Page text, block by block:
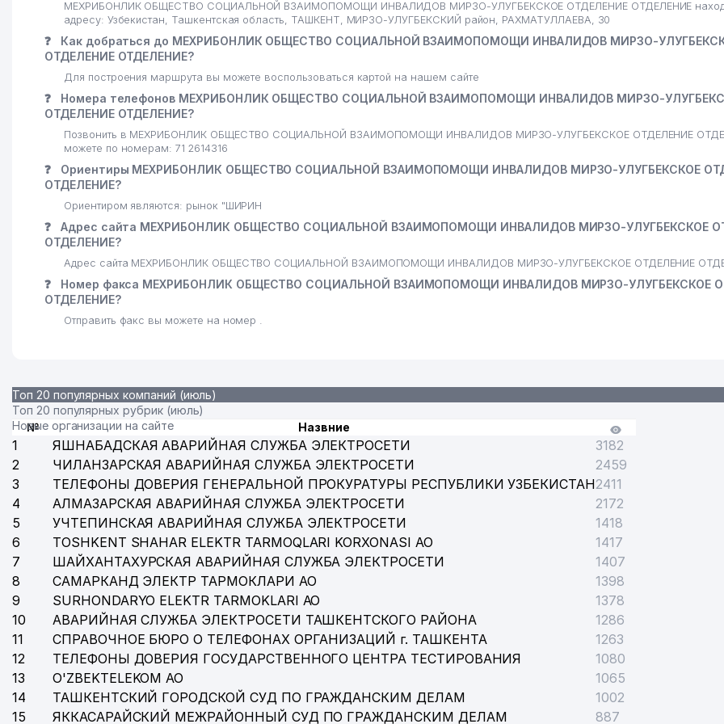
GLOBAL BIZNES FARM ЧП
27 MEXMON ООО
Paradise Air ЧП ЧП
29 ТАШКЕНТСКИЙ ЗАВОД СЕЛЬСКОХОЗЯЙСТВЕННОЙ ТЕХНИКИ АО
ОТДЕЛЕНИЕ СВЯЗИ №142
31 POWER BALANCE СЕМЕЙНОЕ ПРЕДПРИЯТИЕ
ЦЕНТРАЛЬНАЯ МНОГОПРОФИЛЬНАЯ ПОЛИКЛИНИКА ПРИ РМО МИРЗО-УЛУГБЕКСКОГО РАЙОНА
33 СЕМЕЙНАЯ ПОЛИКЛИНИКА № 6 (МИРЗО-УЛУГБЕКСКИЙ Р-Н)
ГОСУДАРСТВЕННЫЙ ТЕАТР САТИРЫ УЗБЕКИСТАНА
35 RASCHOSKA STYLE ЧП
OZODA KOMMUNALCHI LYBAXON ТЧСЖ
38 SHOKIR-INVEST ООО
39 AHILLIK-UMID ТСЖ
ABAS NUR KOMMUNAL SERVIS ООО
ALIHON BIRINCHI KOMMUNAL SERVIS ТЧСЖ
UYG'ONICH UCHINCHI KOMMUNALCHI ТЧСЖ
СЛУЖБА КАДАСТРА ЖИЛЫХ ЗДАНИЙ И СООРУЖЕНИЙ МИРЗО-УЛУГБЕКСКОГО РАЙОНА
UYG'ONISH BIRINCHI KOMMUNALCHI ТЧСЖ
ISKRA DENT ЧП
NAFIS BIRINCHI KOMMUNALCHI ТЧСЖ
MEGA-MEBIKO СП ООО
ИПАК ЙУЛИ САВДО ООО
МЕХРИБОНЛИК ОБЩЕСТВО СОЦИАЛЬНОЙ ВЗАИМОПОМОЩИ ИНВАЛИДОВ МИРЗО-УЛУГБЕКСКОЕ ОТДЕЛЕНИЕ ОТДЕЛЕНИЕ
адресу: Узбекистан, Ташкентская область, ТАШКЕНТ, МИРЗО-УЛУГБЕКСКИЙ район, РАХМАТУЛЛАЕВА, 30
❓
Как добраться до МЕХРИБОНЛИК ОБЩЕСТВО СОЦИАЛЬНОЙ ВЗАИМОПОМОЩИ ИНВАЛИДОВ МИРЗО-
ОТДЕЛЕНИЕ ОТДЕЛЕНИЕ?
Для построения маршрута вы можете воспользоваться картой на нашем сайте
❓
Номера телефонов МЕХРИБОНЛИК ОБЩЕСТВО СОЦИАЛЬНОЙ ВЗАИМОПОМОЩИ ИНВАЛИДОВ МИРЗО-
ОТДЕЛЕНИЕ ОТДЕЛЕНИЕ?
Позвонить в МЕХРИБОНЛИК ОБЩЕСТВО СОЦИАЛЬНОЙ ВЗАИМОПОМОЩИ ИНВАЛИДОВ МИРЗО-УЛУГБЕКСКОЕ ОТДЕЛЕНИЕ
можете по номерам: 71 2614316
❓
Ориентиры МЕХРИБОНЛИК ОБЩЕСТВО СОЦИАЛЬНОЙ ВЗАИМОПОМОЩИ ИНВАЛИДОВ МИРЗО-УЛУГБЕКСКОЕ
ОТДЕЛЕНИЕ?
Ориентиром являются: рынок "ШИРИН
❓
Адрес сайта МЕХРИБОНЛИК ОБЩЕСТВО СОЦИАЛЬНОЙ ВЗАИМОПОМОЩИ ИНВАЛИДОВ МИРЗО-УЛУГБЕКСКОЕ
ОТДЕЛЕНИЕ?
Адрес сайта МЕХРИБОНЛИК ОБЩЕСТВО СОЦИАЛЬНОЙ ВЗАИМОПОМОЩИ ИНВАЛИДОВ МИРЗО-УЛУГБЕКСКОЕ ОТДЕЛЕНИЕ
❓
Номер факса МЕХРИБОНЛИК ОБЩЕСТВО СОЦИАЛЬНОЙ ВЗАИМОПОМОЩИ ИНВАЛИДОВ МИРЗО-УЛУГБЕКСКОЕ
ОТДЕЛЕНИЕ?
Отправить факс вы можете на номер .
Топ 20 популярных компаний (июль)
Топ 20 популярных рубрик (июль)
Новые организации на сайте
№ Назвние
1 ЯШНАБАДСКАЯ АВАРИЙНАЯ СЛУЖБА ЭЛЕКТРОСЕТИ
3182
2
ЧИЛАНЗАРСКАЯ АВАРИЙНАЯ СЛУЖБА ЭЛЕКТРОСЕТИ
2459
3
ТЕЛЕФОНЫ ДОВЕРИЯ ГЕНЕРАЛЬНОЙ ПРОКУРАТУРЫ РЕСПУБЛИКИ УЗБЕКИСТАН2411
4
АЛМАЗАРСКАЯ АВАРИЙНАЯ СЛУЖБА ЭЛЕКТРОСЕТИ
2172
5
УЧТЕПИНСКАЯ АВАРИЙНАЯ СЛУЖБА ЭЛЕКТРОСЕТИ
1418
6
TOSHKENT SHAHAR ELEKTR TARMOQLARI KORXONASI АО
1417
7
ШАЙХАНТАХУРСКАЯ АВАРИЙНАЯ СЛУЖБА ЭЛЕКТРОСЕТИ
1407
8
САМАРКАНД ЭЛЕКТР ТАРМОКЛАРИ АО
1398
9
SURHONDARYO ELEKTR TARMOKLARI АО
1378
10
АВАРИЙНАЯ СЛУЖБА ЭЛЕКТРОСЕТИ ТАШКЕНТСКОГО РАЙОНА
1286
11
СПРАВОЧНОЕ БЮРО О ТЕЛЕФОНАХ ОРГАНИЗАЦИЙ г. ТАШКЕНТА
1263
12
ТЕЛЕФОНЫ ДОВЕРИЯ ГОСУДАРСТВЕННОГО ЦЕНТРА ТЕСТИРОВАНИЯ
1080
13
O'ZBEKTELEKOM АО
1065
14
ТАШКЕНТСКИЙ ГОРОДСКОЙ СУД ПО ГРАЖДАНСКИМ ДЕЛАМ
1002
15
ЯККАСАРАЙСКИЙ МЕЖРАЙОННЫЙ СУД ПО ГРАЖДАНСКИМ ДЕЛАМ 887